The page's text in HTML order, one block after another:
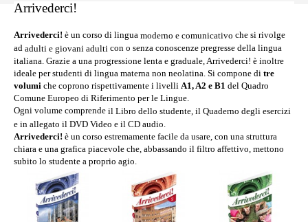
Arrivederci!
Arrivederci! è un corso di lingua moderno e comunicativo che si rivolge
ad adulti e giovani adulti con o senza conoscenze pregresse della lingua
italiana. Grazie a una progressione lenta e graduale, Arrivederci! è inoltre
ideale per studenti di lingua materna non neolatina. Si compone di tre
volumi che coprono rispettivamente i livelli A1, A2 e B1 del Quadro
Comune Europeo di Riferimento per le Lingue.
Ogni volume comprende il Libro dello studente, il Quaderno degli esercizi
e in allegato il DVD Video e il CD audio.
Arrivederci! è un corso estremamente facile da usare, con una struttura
chiara e una grafica piacevole che, abbassando il filtro affettivo, mettono
subito lo studente a proprio agio.